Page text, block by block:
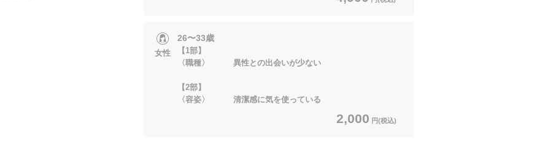
女性
26〜33歳
【1部】
〈職種〉 異性との出会いが少ない
【2部】
〈容姿〉 清潔感に気を使っている
2,000 円(税込)